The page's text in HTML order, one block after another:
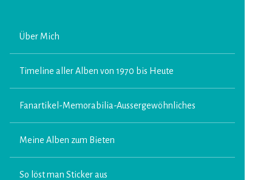
Über Mich
Timeline aller Alben von 1970 bis Heute
Fanartikel-Memorabilia-Aussergewöhnliches
Meine Alben zum Bieten
So löst man Sticker aus